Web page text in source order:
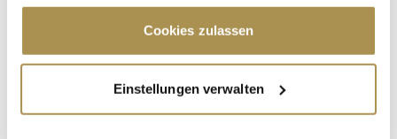
Cookie-Erklärung oder durch Klicken auf das Privacy
Trigger Symbol ändern oder widerrufen
Informationen über Ihre geografische Lage
erfassen, welche bis auf einige Meter genau sein
Cookies zulassen
Einstellungen verwalten